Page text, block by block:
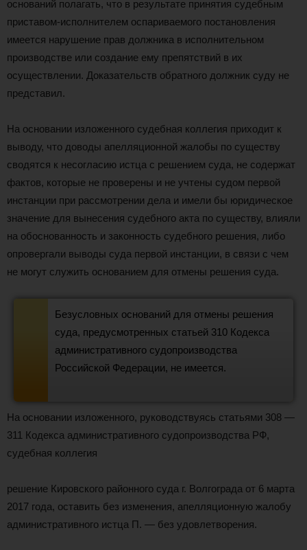
оснований полагать, что в результате принятия судебным
приставом-исполнителем оспариваемого постановления
имеется нарушение прав должника в исполнительном
производстве или создание ему препятствий в их
осуществлении. Доказательств обратного должник суду не
представил.
На основании изложенного судебная коллегия приходит к
выводу, что доводы апелляционной жалобы по существу
сводятся к несогласию истца с решением суда, не содержат
фактов, которые не проверены и не учтены судом первой
инстанции при рассмотрении дела и имели бы юридическое
значение для вынесения судебного акта по существу, влияли
на обоснованность и законность судебного решения, либо
опровергали выводы суда первой инстанции, в связи с чем
не могут служить основанием для отмены решения суда.
Безусловных оснований для отмены решения
суда, предусмотренных статьей 310 Кодекса
административного судопроизводства
Российской Федерации, не имеется.
На основании изложенного, руководствуясь статьями 308 —
311 Кодекса административного судопроизводства РФ,
судебная коллегия
решение Кировского районного суда г. Волгограда от 6 марта
2017 года, оставить без изменения, апелляционную жалобу
административного истца П. — без удовлетворения.